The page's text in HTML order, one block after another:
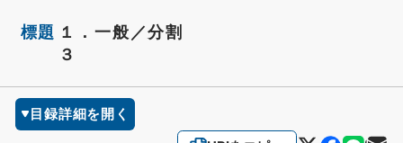
標題 １．一般／分割
３
目録詳細を開く